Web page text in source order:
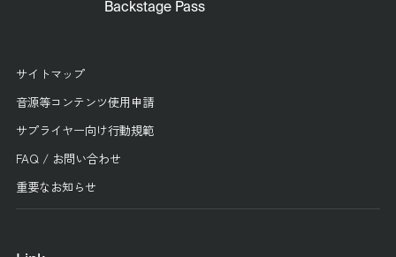
Backstage Pass
サイトマップ
音源等コンテンツ使用申請
サプライヤー向け行動規範
FAQ / お問い合わせ
重要なお知らせ